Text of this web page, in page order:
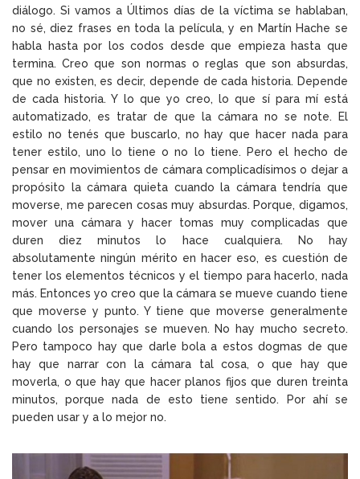
diálogo. Si vamos a Últimos días de la víctima se hablaban,
no sé, diez frases en toda la película, y en Martín Hache se
habla hasta por los codos desde que empieza hasta que
termina. Creo que son normas o reglas que son absurdas,
que no existen, es decir, depende de cada historia. Depende
de cada historia. Y lo que yo creo, lo que sí para mí está
automatizado, es tratar de que la cámara no se note. El
estilo no tenés que buscarlo, no hay que hacer nada para
tener estilo, uno lo tiene o no lo tiene. Pero el hecho de
pensar en movimientos de cámara complicadísimos o dejar a
propósito la cámara quieta cuando la cámara tendría que
moverse, me parecen cosas muy absurdas. Porque, digamos,
mover una cámara y hacer tomas muy complicadas que
duren diez minutos lo hace cualquiera. No hay
absolutamente ningún mérito en hacer eso, es cuestión de
tener los elementos técnicos y el tiempo para hacerlo, nada
más. Entonces yo creo que la cámara se mueve cuando tiene
que moverse y punto. Y tiene que moverse generalmente
cuando los personajes se mueven. No hay mucho secreto.
Pero tampoco hay que darle bola a estos dogmas de que
hay que narrar con la cámara tal cosa, o que hay que
moverla, o que hay que hacer planos fijos que duren treinta
minutos, porque nada de esto tiene sentido. Por ahí se
pueden usar y a lo mejor no.